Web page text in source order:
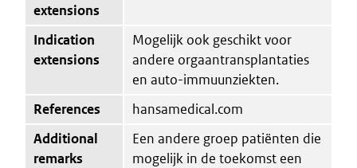
extensions
Indication
extensions
Mogelijk ook geschikt voor
andere orgaantransplantaties
en auto-immuunziekten.
References
hansamedical.com
Additional
remarks
Een andere groep patiënten die
mogelijk in de toekomst een